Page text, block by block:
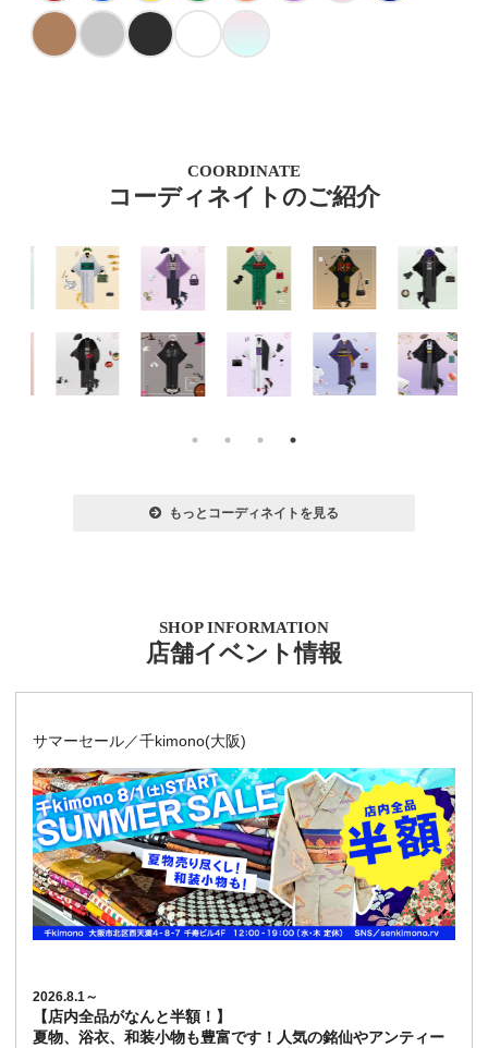
COORDINATE
コーディネイトのご紹介
もっとコーディネイトを見る
SHOP INFORMATION
店舗イベント情報
サマーセール／千kimono(大阪)
2026.8.1～
【店内全品がなんと半額！】
夏物、浴衣、和装小物も豊富です！人気の銘仙やアンティー